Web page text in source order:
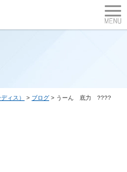
ィス） > ブログ > うーん 底力 ????